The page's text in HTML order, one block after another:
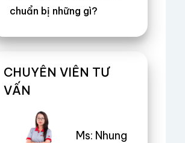
chuẩn bị những gì?
CHUYÊN VIÊN TƯ
VẤN
Ms: Nhung